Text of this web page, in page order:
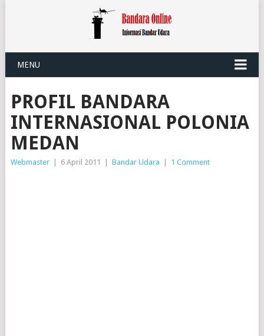
MENU
PROFIL BANDARA
INTERNASIONAL POLONIA
MEDAN
Webmaster 6 April 2011 Bandar Udara 1 Comment